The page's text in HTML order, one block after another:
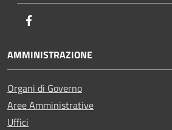
AMMINISTRAZIONE
Organi di Governo
Aree Amministrative
Uffici